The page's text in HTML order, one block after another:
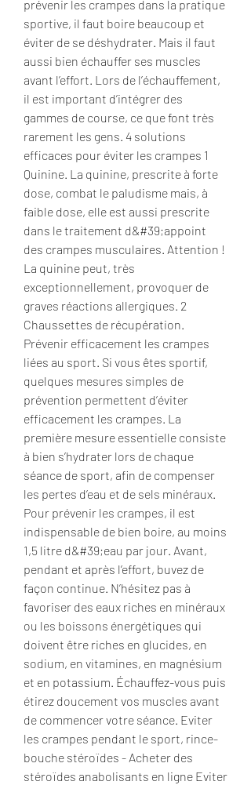
prévenir les crampes dans la pratique
sportive, il faut boire beaucoup et
éviter de se déshydrater. Mais il faut
aussi bien échauffer ses muscles
avant l’effort. Lors de l’échauffement,
il est important d’intégrer des
gammes de course, ce que font très
rarement les gens. 4 solutions
efficaces pour éviter les crampes 1
Quinine. La quinine, prescrite à forte
dose, combat le paludisme mais, à
faible dose, elle est aussi prescrite
dans le traitement d&#39;appoint
des crampes musculaires. Attention !
La quinine peut, très
exceptionnellement, provoquer de
graves réactions allergiques. 2
Chaussettes de récupération.
Prévenir efficacement les crampes
liées au sport. Si vous êtes sportif,
quelques mesures simples de
prévention permettent d’éviter
efficacement les crampes. La
première mesure essentielle consiste
à bien s’hydrater lors de chaque
séance de sport, afin de compenser
les pertes d’eau et de sels minéraux.
Pour prévenir les crampes, il est
indispensable de bien boire, au moins
1,5 litre d&#39;eau par jour. Avant,
pendant et après l’effort, buvez de
façon continue. N’hésitez pas à
favoriser des eaux riches en minéraux
ou les boissons énergétiques qui
doivent être riches en glucides, en
sodium, en vitamines, en magnésium
et en potassium. Échauffez-vous puis
étirez doucement vos muscles avant
de commencer votre séance. Eviter
les crampes pendant le sport, rince-
bouche stéroïdes - Acheter des
stéroïdes anabolisants en ligne Eviter